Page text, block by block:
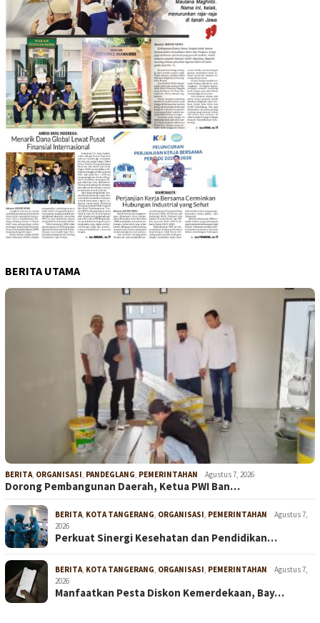
BERITA UTAMA
BERITA, ORGANISASI, PANDEGLANG, PEMERINTAHAN Agustus 7, 2026
Dorong Pembangunan Daerah, Ketua PWI Ban…
BERITA, KOTA TANGERANG, ORGANISASI, PEMERINTAHAN
Agustus 7,
2026
Perkuat Sinergi Kesehatan dan Pendidikan…
BERITA, KOTA TANGERANG, ORGANISASI, PEMERINTAHAN
Agustus 7,
2026
Manfaatkan Pesta Diskon Kemerdekaan, Bay…